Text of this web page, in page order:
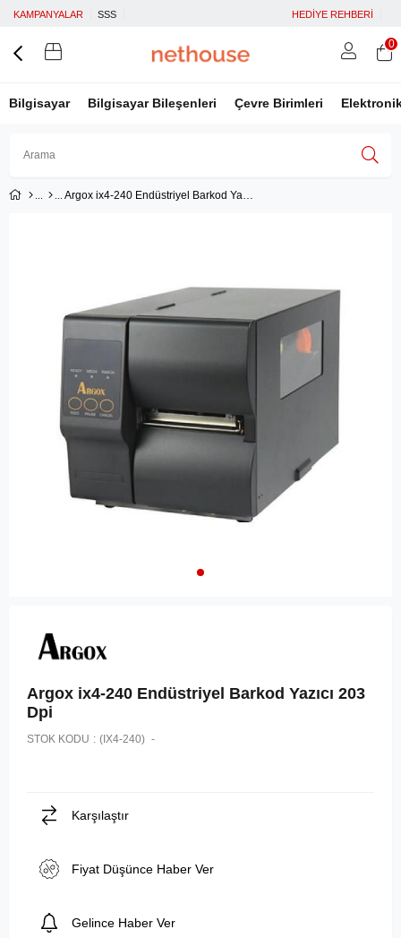
KAMPANYALAR SSS HEDİYE REHBERİ
Bilgisayar Bilgisayar Bileşenleri Çevre Birimleri
Üye Ol
0
Argox ix4-240 Endüstriyel Barkod Yazıcı 203 Dpi
Argox ix4-240 Endüstriyel Barkod Yazıcı 203
Dpi
STOK KODU (IX4-240)
Karşılaştır
Fiyat Düşünce Haber Ver
Gelince Haber Ver